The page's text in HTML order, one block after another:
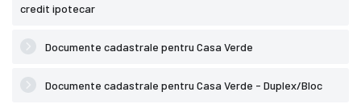
credit ipotecar
Documente cadastrale pentru Casa Verde
Documente cadastrale pentru Casa Verde - Duplex/Bloc